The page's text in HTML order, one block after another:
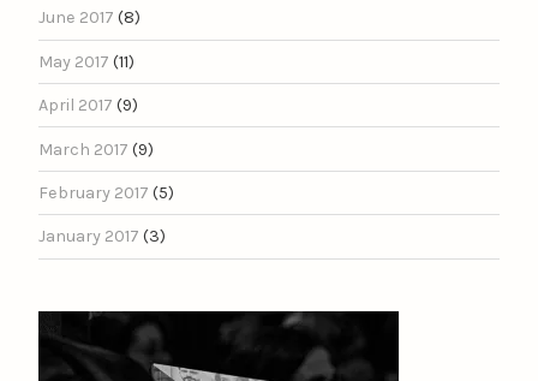
June 2017 (8)
May 2017 (11)
April 2017 (9)
March 2017 (9)
February 2017 (5)
January 2017 (3)